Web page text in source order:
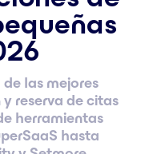
las mejores
reserva de citas
herramientas
hasta